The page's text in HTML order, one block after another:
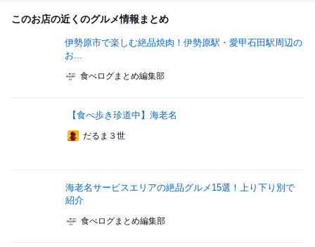
このお店の近くのグルメ情報まとめ
伊勢原市で楽しむ絶品焼肉！伊勢原駅・愛甲石田駅周辺の
お...
食べログまとめ編集部
【食べ歩き珍道中】海老名
だるま３世
海老名サービスエリアの絶品グルメ15選！上り下り別で
紹介
食べログまとめ編集部